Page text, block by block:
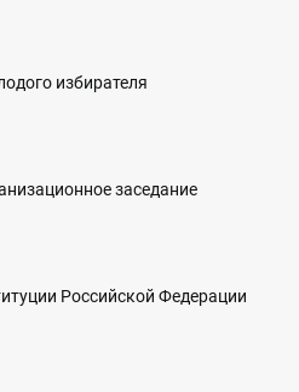
избирателя
заседание
Российской Федерации